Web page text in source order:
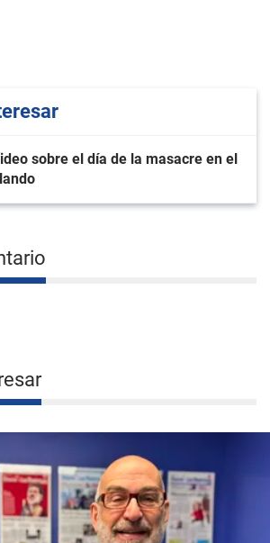
sobre el día de la masacre en el